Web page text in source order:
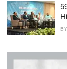
BY